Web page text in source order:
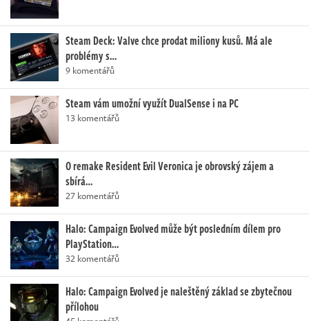
Steam Deck: Valve chce prodat miliony kusů. Má ale
problémy s…
9 komentářů
Steam vám umožní využít DualSense i na PC
13 komentářů
O remake Resident Evil Veronica je obrovský zájem a
sbírá…
27 komentářů
Halo: Campaign Evolved může být posledním dílem pro
PlayStation…
32 komentářů
Halo: Campaign Evolved je naleštěný základ se zbytečnou
přílohou